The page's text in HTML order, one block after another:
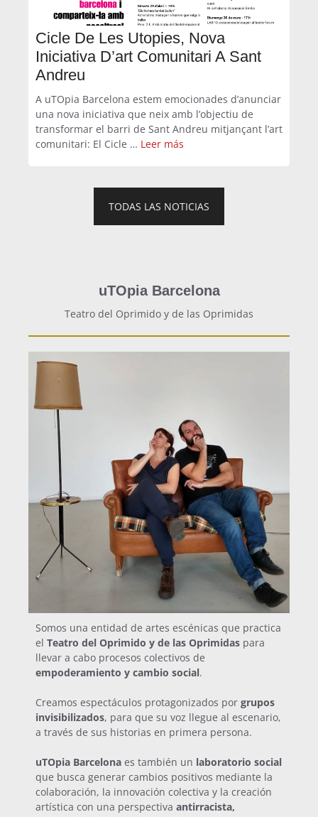
Cicle De Les Utopies, Nova
Iniciativa D’art Comunitari A Sant
Andreu
A uTOpia Barcelona estem emocionades d’anunciar
una nova iniciativa que neix amb l’objectiu de
transformar el barri de Sant Andreu mitjançant l’art
comunitari: El Cicle … Leer más
TODAS LAS NOTICIAS
uTOpia Barcelona
Teatro del Oprimido y de las Oprimidas
Somos una entidad de artes escénicas que practica
el Teatro del Oprimido y de las Oprimidas para
llevar a cabo procesos colectivos de
empoderamiento y cambio social.
Creamos espectáculos protagonizados por grupos
invisibilizados, para que su voz llegue al escenario,
a través de sus historias en primera persona.
uTOpia Barcelona es también un laboratorio social
que busca generar cambios positivos mediante la
colaboración, la innovación colectiva y la creación
artística con una perspectiva antirracista,